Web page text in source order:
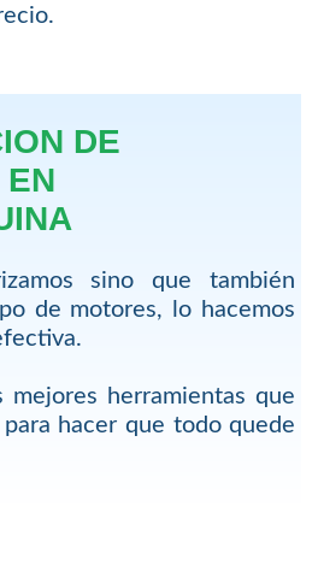
DE
sino que también
de motores, lo hacemos
mejores herramientas que
hacer que todo quede